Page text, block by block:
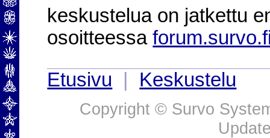
keskustelua on jatkettu
osoitteessa
Etusivu
Keskustelu
Copyright © Survo